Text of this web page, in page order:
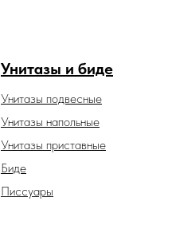
Унитазы и биде
Унитазы подвесные
Унитазы напольные
Унитазы приставные
Биде
Писсуары